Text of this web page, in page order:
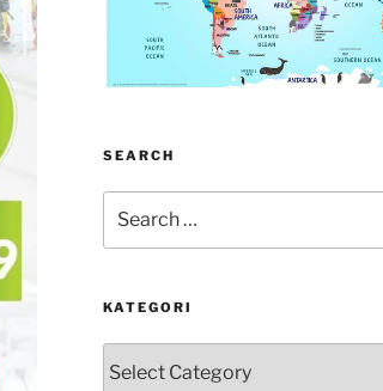
SEARCH
for:
KATEGORI